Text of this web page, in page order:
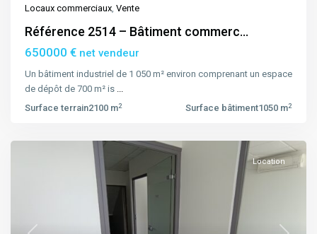
Locaux commerciaux, Vente
Référence 2514 – Bâtiment commerc...
650000 € net vendeur
Un bâtiment industriel de 1 050 m² environ comprenant un espace
de dépôt de 700 m² is ...
Surface terrain2100 m2 Surface bâtiment1050 m2
Location